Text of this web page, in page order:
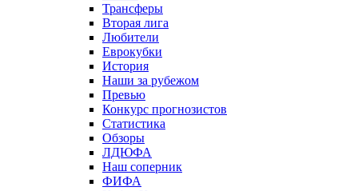
Трансферы
Вторая лига
Любители
Еврокубки
История
Наши за рубежом
Превью
Конкурс прогнозистов
Статистика
Обзоры
ЛДЮФА
Наш соперник
ФИФА